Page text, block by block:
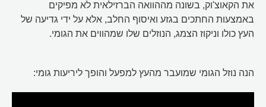
את הקאוצ'וק, בשונה מההוואה הברזילאית לא מפיקים
באמצעות החתכים בגזע ואיסוף החלב, אלא על ידי גדיעה של
העץ כולו וניקוז הצמג, הנוזלים שלו שמהווים את הגומי.
הנה נוזל הגומי שמועבר מהעץ למפעל והופך ליריעות גומי: